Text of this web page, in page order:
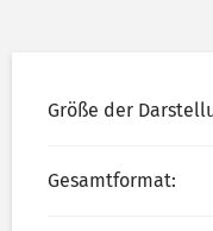
Größe der
Gesamtformat: